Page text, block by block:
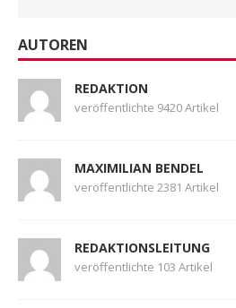
AUTOREN
REDAKTION
veröffentlichte 9420 Artikel
MAXIMILIAN BENDEL
veröffentlichte 2381 Artikel
REDAKTIONSLEITUNG
veröffentlichte 103 Artikel